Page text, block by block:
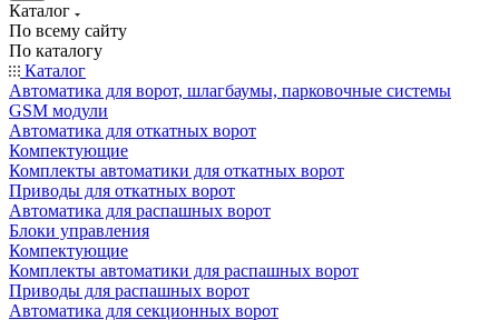
Каталог
По всему сайту
По каталогу
Каталог
Автоматика для ворот, шлагбаумы, парковочные системы
GSM модули
Автоматика для откатных ворот
Компектующие
Комплекты автоматики для откатных ворот
Приводы для откатных ворот
Автоматика для распашных ворот
Блоки управления
Компектующие
Комплекты автоматики для распашных ворот
Приводы для распашных ворот
Автоматика для секционных ворот